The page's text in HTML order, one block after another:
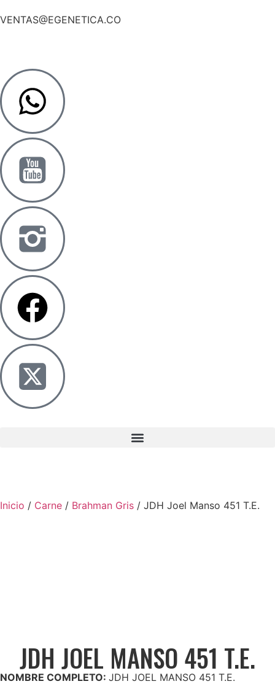
VENTAS@EGENETICA.CO
Inicio / Carne / Brahman Gris / JDH Joel Manso 451 T.E.
JDH JOEL MANSO 451 T.E.
NOMBRE COMPLETO: JDH JOEL MANSO 451 T.E.